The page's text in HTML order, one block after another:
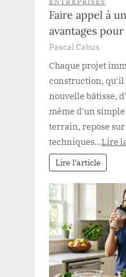
ENTREPRISES
Faire appel à
avantages
Pascal Cabus
Chaque projet
construction, qu'il
nouvelle bâtisse,
même d'un
terrain, repose
techniques...Lire
Lire l'article